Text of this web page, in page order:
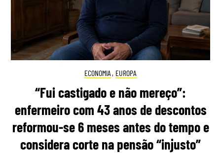
ECONOMIA , EUROPA
“Fui castigado e não mereço”:
enfermeiro com 43 anos de descontos
reformou-se 6 meses antes do tempo e
considera corte na pensão “injusto”